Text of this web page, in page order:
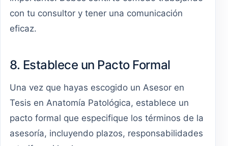
con tu consultor y tener una comunicación
eficaz.
8. Establece un Pacto Formal
Una vez que hayas escogido un Asesor en
Tesis en Anatomía Patológica, establece un
pacto formal que especifique los términos de la
asesoría, incluyendo plazos, responsabilidades